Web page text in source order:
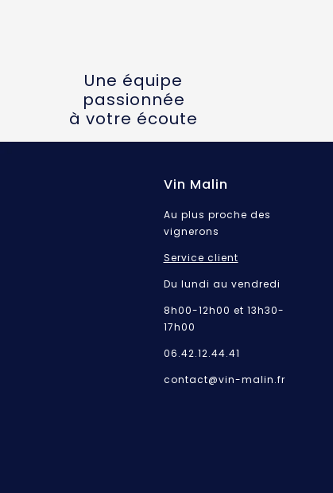
Une équipe
passionnée
à votre écoute
Vin Malin
Au plus proche des
vignerons
Service client
Du lundi au vendredi
8h00-12h00 et 13h30-
17h00
06.42.12.44.41
contact@vin-malin.fr